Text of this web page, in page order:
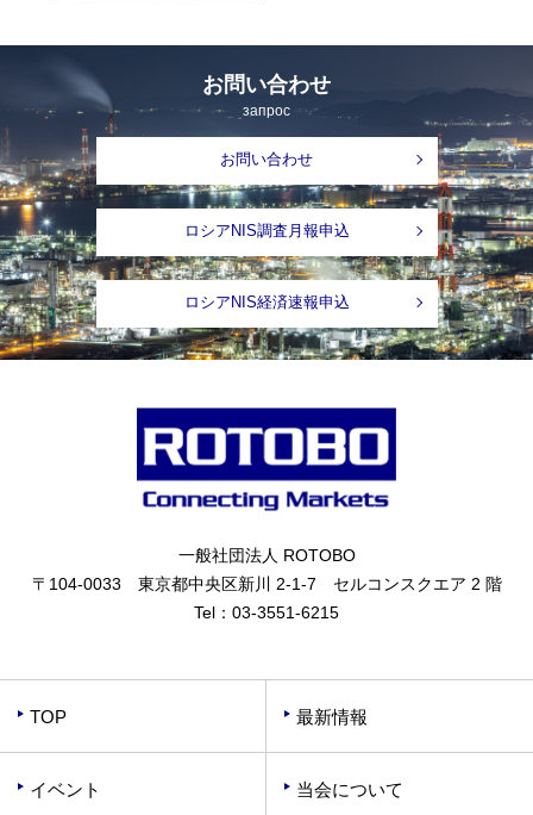
お問い合わせ
запрос
お問い合わせ
ロシアNIS調査月報申込
ロシアNIS経済速報申込
一般社団法人 ROTOBO
〒104-0033 東京都中央区新川 2-1-7 セルコンスクエア 2 階
Tel： 03-3551-6215
TOP 最新情報
イベント 当会について